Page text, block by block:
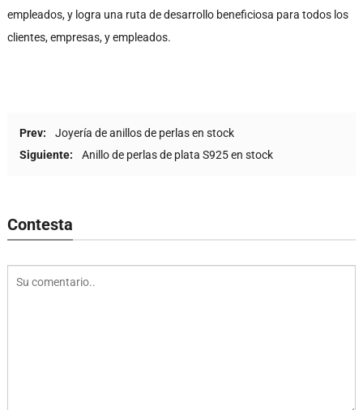
empleados, y logra una ruta de desarrollo beneficiosa para todos los
clientes, empresas, y empleados.
Prev:
Joyería de anillos de perlas en stock
Siguiente:
Anillo de perlas de plata S925 en stock
Contesta